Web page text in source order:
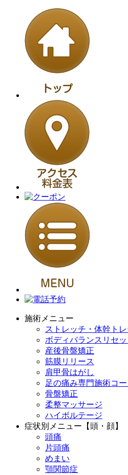
施術メニュー
ストレッチ・体幹ト
ボディバランスリセ
産後骨盤矯正
筋膜リリース
肩甲骨はがし
足の痛み専門施術コー
骨盤矯正
柔整マッサージ
ハイボルテージ
症状別メニュー【頭・顔】
頭痛
片頭痛
めまい
顎関節症